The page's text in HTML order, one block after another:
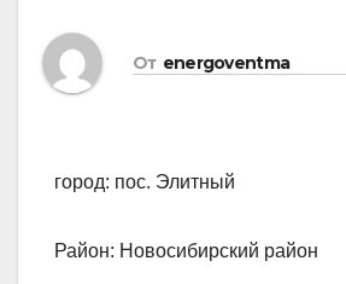
От energoventma
город: пос. Элитный
Район: Новосибирский район